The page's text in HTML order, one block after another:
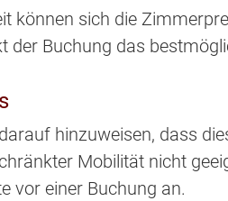
können sich die
der Buchung das
hinzuweisen, dass
Mobilität nicht
vor einer Buchung an.